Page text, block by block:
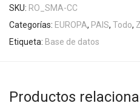
SKU: RO_SMA-CC
Categorías: EUROPA, PAIS, Todo,
Etiqueta: Base de datos
Productos